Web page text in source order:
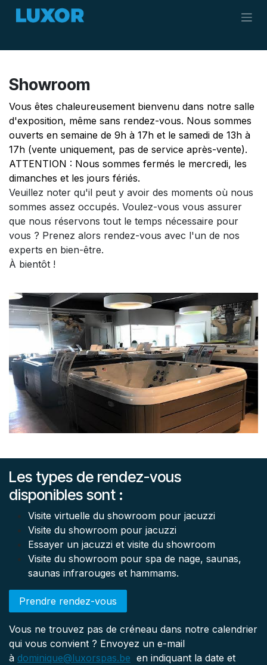
Se rendre au contenu
Showroom
Vous êtes chaleureusement bienvenu dans notre salle
d'exposition, même sans rendez-vous. Nous sommes
ouverts en semaine de 9h à 17h et le samedi de 13h à
17h (vente uniquement, pas de service après-vente).
ATTENTION : Nous sommes fermés le mercredi, les
dimanches et les jours fériés.
Veuillez noter qu'il peut y avoir des moments où nous
sommes assez occupés. Voulez-vous vous assurer
que nous réservons tout le temps nécessaire pour
vous ? Prenez alors rendez-vous avec l'un de nos
experts en bien-être.
À bientôt !
Les types de rendez-vous
disponibles sont :
Visite virtuelle du showroom pour jacuzzi
Visite du showroom pour jacuzzi
Essayer un jacuzzi et visite du showroom
Visite du showroom pour spa de nage, saunas,
saunas infrarouges et hammams.
Prendre rendez-vous
Vous ne trouvez pas de créneau dans notre calendrier
qui vous convient ? Envoyez un e-mail
à dominique@luxorspas.be en indiquant la date et